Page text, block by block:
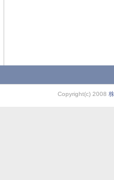
Copyright(c) 2008